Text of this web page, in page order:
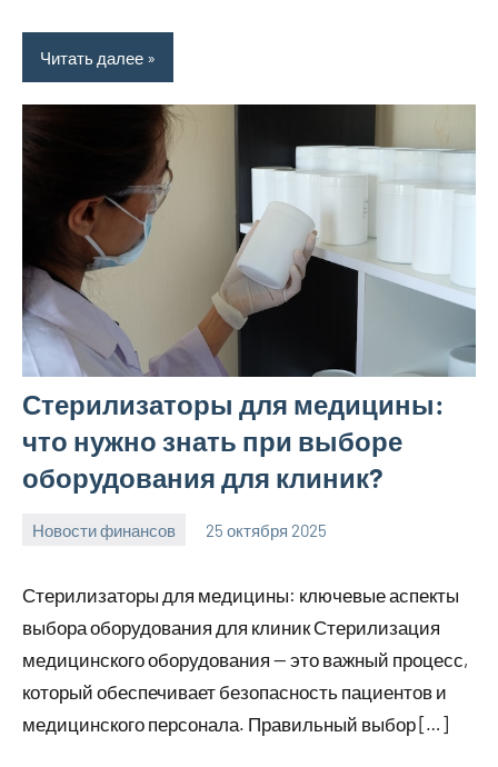
Читать далее
Стерилизаторы для медицины:
что нужно знать при выборе
оборудования для клиник?
Новости финансов 25 октября 2025
Стерилизаторы для медицины: ключевые аспекты
выбора оборудования для клиник Стерилизация
медицинского оборудования — это важный процесс,
который обеспечивает безопасность пациентов и
медицинского персонала. Правильный выбор […]